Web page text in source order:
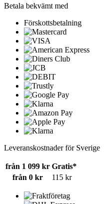
Betala bekvämt med
Förskottsbetalning
Leveranskostnader för Sverige
från 1 099 kr Gratis*
från 0 kr
115 kr